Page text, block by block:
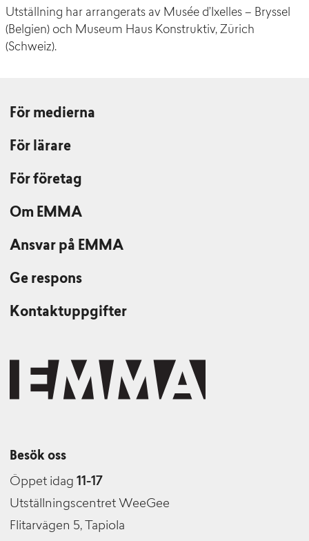
Utställning har arrangerats av Musée d’Ixelles – Bryssel
(Belgien) och Museum Haus Konstruktiv, Zürich
(Schweiz).
För medierna
För lärare
För företag
Om EMMA
Ansvar på EMMA
Ge respons
Kontaktuppgifter
Besök oss
Öppet idag 11-17
Utställningscentret WeeGee
Flitarvägen 5, Tapiola